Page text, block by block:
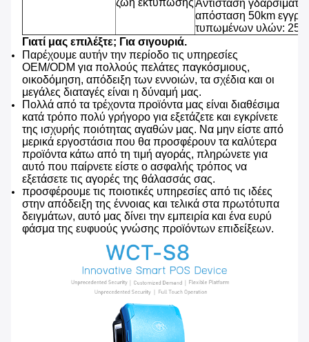
ζωή εκτύπωσηςΑντίσταση
απόσταση 50km
τυπωμένων υλών: 25%
Γιατί μας επιλέξτε; Για σιγουριά.
Παρέχουμε αυτήν την περίοδο τις υπηρεσίες
OEM/ODM για πολλούς πελάτες παγκόσμιους,
οικοδόμηση, απόδειξη των εννοιών, τα σχέδια και οι
μεγάλες διαταγές είναι η δύναμή μας.
Πολλά από τα τρέχοντα προϊόντα μας είναι διαθέσιμα
κατά τρόπο πολύ γρήγορο για εξετάζετε και εγκρίνετε
της ισχυρής ποιότητας αγαθών μας. Να μην είστε από
μερικά εργοστάσια που θα προσφέρουν τα καλύτερα
προϊόντα κάτω από τη τιμή αγοράς, πληρώνετε για
αυτό που παίρνετε είστε ο ασφαλής τρόπος να
εξετάσετε τις αγορές της θάλασσάς σας.
προσφέρουμε τις ποιοτικές υπηρεσίες από τις ιδέες
στην απόδειξη της έννοιας και τελικά στα πρωτότυπα
δειγμάτων, αυτό μας δίνει την εμπειρία και ένα ευρύ
φάσμα της ευφυούς γνώσης προϊόντων επιδείξεων.